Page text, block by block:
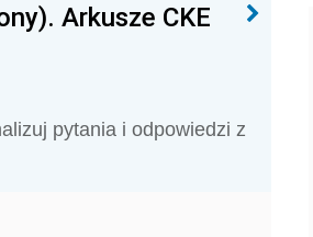
Arkusze CKE
pytania i odpowiedzi z